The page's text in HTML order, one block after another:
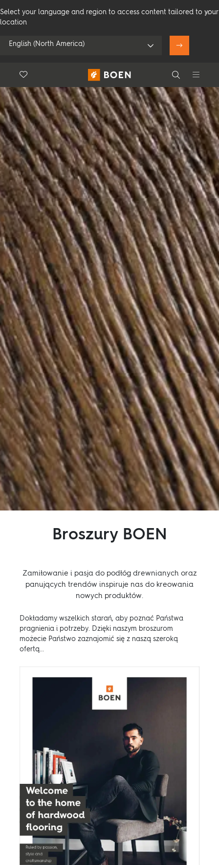
Select your language and region to access content tailored to your
location
English (North America)
Użyj mojej pozycji
Zobacz wszystkich sprzedawców
Search
Search
Floor.Wishlist
Consumer Professional
Produkty
Inspiracje
Zrównoważony rozwój
Technical
Dołącz do nas:
FacebookInstagram
PinterestLinkedinYoutube
Broszury BOEN
Zamiłowanie i pasja do podłóg drewnianych oraz
panujących trendów inspiruje nas do kreowania
nowych produktów.
Dokładamy wszelkich starań, aby poznać Państwa
pragnienia i potrzeby. Dzięki naszym broszurom
możecie Państwo zaznajomić się z naszą szeroką
ofertą...